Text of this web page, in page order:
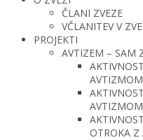
ČLANI ZVEZE
VČLANITEV V
PROJEKTI
AVTIZEM – SAM
AVTIZMOM
AVTIZMOM
OTROKA